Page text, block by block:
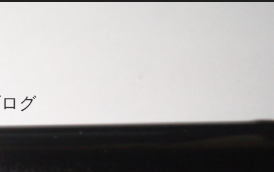
グ